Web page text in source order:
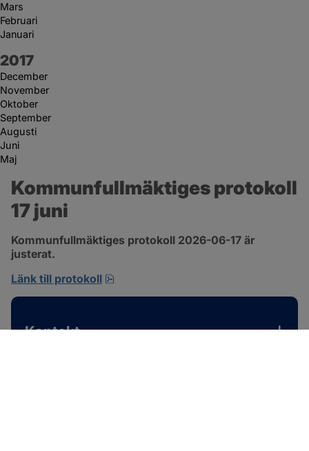
Mars
Februari
Januari
År:
2017
December
November
Oktober
September
Augusti
Juni
Maj
Kommunfullmäktiges protokoll
17 juni
Kommunfullmäktiges protokoll 2026-06-17 är
justerat.
Länk till protokoll
Kontakt